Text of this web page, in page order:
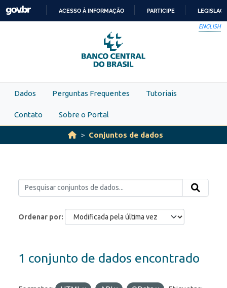
Skip to main content
PARA
O
CONTEÚDO
ACESSO À INFORMAÇÃO PARTICIPE
ENGLISH
Dados Perguntas Frequentes Tutoriais
Contato Sobre o Portal
Conjuntos de dados
Ordenar por
1 conjunto de dados encontrado